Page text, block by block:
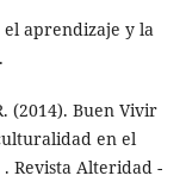
el aprendizaje y la
(2014). Buen Vivir
en el
Revista Alteridad -